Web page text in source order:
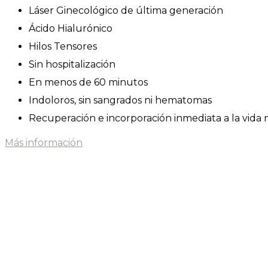
Láser Ginecológico de última generación
Ácido Hialurónico
Hilos Tensores
Sin hospitalización
En menos de 60 minutos
Indoloros, sin sangrados ni hematomas
Recuperación e incorporación inmediata a la vida
Más información